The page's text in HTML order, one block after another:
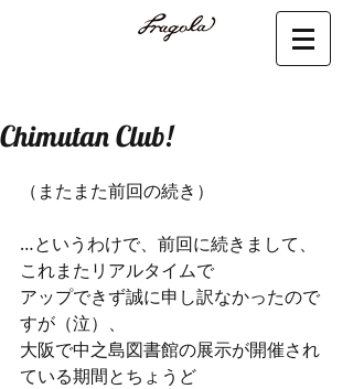
Chimutan Club!
（またまた前回の続き）
…というわけで、前回に続きまして、
これまたリアルタイムで
アップできず誠に申し訳なかったので
すが（泣）、
大阪で中之島図書館の展示が開催され
ている期間とちょうど